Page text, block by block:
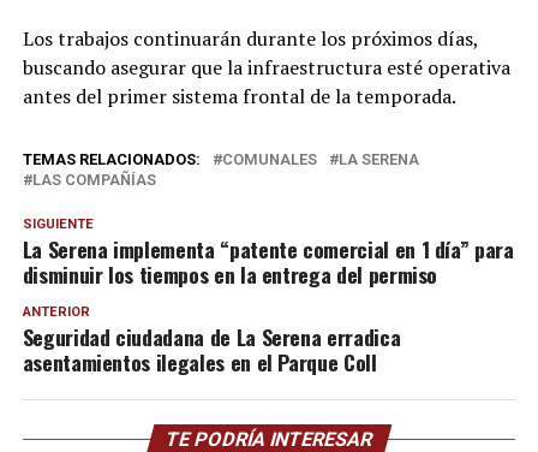
Los trabajos continuarán durante los próximos días,
buscando asegurar que la infraestructura esté operativa
antes del primer sistema frontal de la temporada.
TEMAS RELACIONADOS: COMUNALES
LA SERENA
LAS COMPAÑÍAS
SIGUIENTE
La Serena implementa “patente comercial en 1 día” para
disminuir los tiempos en la entrega del permiso
ANTERIOR
Seguridad ciudadana de La Serena erradica
asentamientos ilegales en el Parque Coll
TE PODRÍA INTERESAR